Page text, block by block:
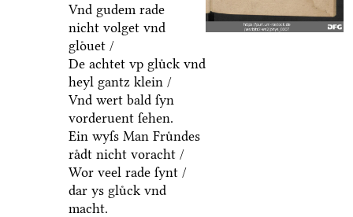
Vnd gudem rade
nicht volget vnd
gloͤuet /
De achtet vp gluͤck vnd
heyl gantz klein /
Vnd wert bald ſyn
vorderuent ſehen.
Ein wyſs Man Fruͤndes
raͤdt nicht voracht /
Wor veel rade ſynt /
dar ys gluͤck vnd
macht.